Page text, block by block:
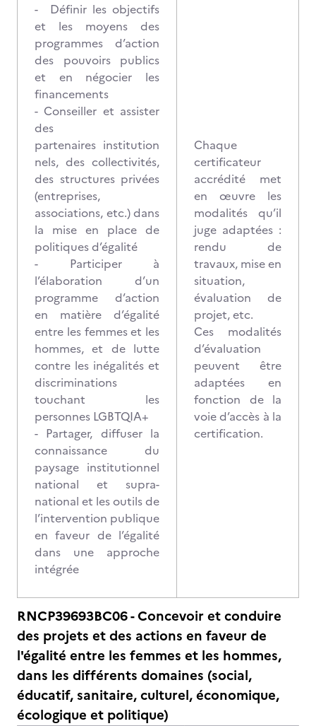
- Définir les objectifs
et les moyens des
programmes d’action
des pouvoirs publics
et en négocier les
financements
- Conseiller et assister
des
partenaires institution
nels, des collectivités,
des structures privées
(entreprises,
associations, etc.) dans
la mise en place de
politiques d’égalité
- Participer à
l’élaboration d’un
programme d’action
en matière d’égalité
entre les femmes et les
hommes, et de lutte
contre les inégalités et
discriminations
touchant les
personnes LGBTQIA+
- Partager, diffuser la
connaissance du
paysage institutionnel
national et supra-
national et les outils de
l’intervention publique
en faveur de l’égalité
dans une approche
intégrée
Chaque
certificateur
accrédité met
en œuvre les
modalités qu’il
juge adaptées :
rendu de
travaux, mise en
situation,
évaluation de
projet, etc.
Ces modalités
d’évaluation
peuvent être
adaptées en
fonction de la
voie d’accès à la
certification.
RNCP39693BC06 - Concevoir et conduire
des projets et des actions en faveur de
l'égalité entre les femmes et les hommes,
dans les différents domaines (social,
éducatif, sanitaire, culturel, économique,
écologique et politique)